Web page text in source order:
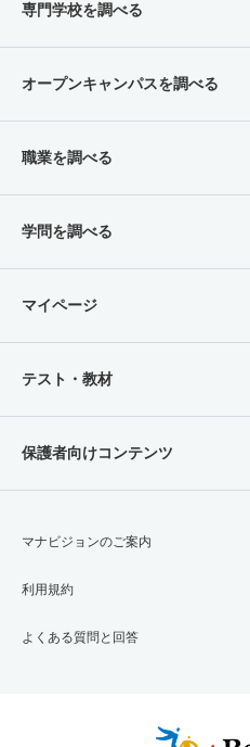
専門学校を調べる
オープンキャンパスを調べる
職業を調べる
学問を調べる
マイページ
テスト・教材
保護者向けコンテンツ
マナビジョンのご案内
利用規約
よくある質問と回答